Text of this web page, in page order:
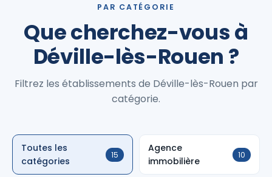
PAR CATÉGORIE
Que cherchez-vous à
Déville-lès-Rouen ?
Filtrez les établissements de Déville-lès-Rouen par
catégorie.
Toutes les
catégories
15
Agence
immobilière
10